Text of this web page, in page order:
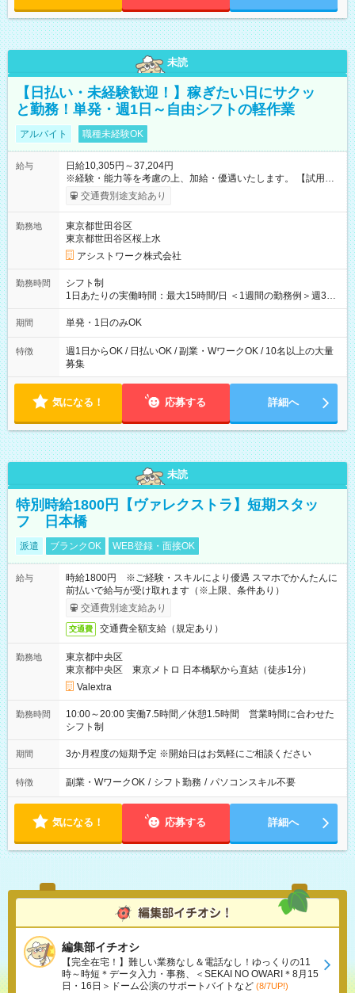
未読
【日払い・未経験歓迎！】稼ぎたい日にサクッ
と勤務！単発・週1日～自由シフトの軽作業
アルバイト 職種未経験OK
給与
日給10,305円～37,204円
※経験・能力等を考慮の上、加給・優遇いたします。 【試用期
間】試用期間なし
交通費別途支給あり
勤務地
東京都世田谷区
東京都世田谷区桜上水
アシストワーク株式会社
勤務時間
シフト制
1日あたりの実働時間：最大15時間/日 ＜1週間の勤務例＞週3回
勤務 勤務：月・水・金 休み：火・木・土・日 好きな時にお仕事
可能です！ ※1日あたりの最大実働時間は日勤、夜勤共に勤務し
期間 単発・1日のみOK
特徴
週1日からOK / 日払いOK / 副業・WワークOK / 10名以上の大量
募集
気になる！ 応募する 詳細へ
未読
特別時給1800円【ヴァレクストラ】短期スタッ
フ 日本橋
派遣 ブランクOK WEB登録・面接OK
給与
時給1800円 ※ご経験・スキルにより優遇 スマホでかんたんに
前払いで給与が受け取れます（※上限、条件あり）
交通費別途支給あり
交通費 交通費全額支給（規定あり）
勤務地
東京都中央区
東京都中央区 東京メトロ 日本橋駅から直結（徒歩1分）
Valextra
勤務時間
10:00～20:00 実働7.5時間／休憩1.5時間 営業時間に合わせた
シフト制
期間 3か月程度の短期予定 ※開始日はお気軽にご相談ください
特徴 副業・WワークOK / シフト勤務 / パソコンスキル不要
気になる！ 応募する 詳細へ
編集部イチオシ
【完全在宅！】難しい業務なし＆電話なし！ゆっくりの11
時～時短＊データ入力・事務、＜SEKAI NO OWARI＊8月15
日・16日＞ドーム公演のサポートバイトなど (8/7UP!)